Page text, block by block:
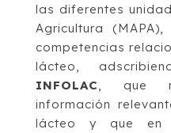
las diferentes
Agricultura
competencias
lácteo,
INFOLAC , que
información
lácteo y que en